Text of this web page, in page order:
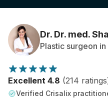
Patiëntrecensies
Dr. Dr. med.
Plastic surgeon
Excellent 4.8 (214
Verified Crisalix